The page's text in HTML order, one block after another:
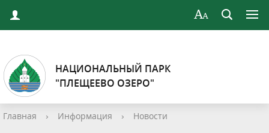
НАЦИОНАЛЬНЫЙ ПАРК
"ПЛЕЩЕЕВО ОЗЕРО"
Главная › Информация › Новости